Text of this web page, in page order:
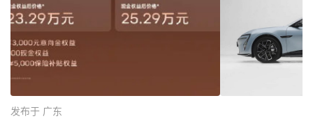
发布于 广东